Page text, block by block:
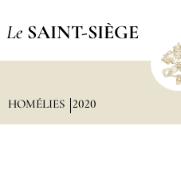
Le SAINT-SIÈGE
HOMÉLIES 2020